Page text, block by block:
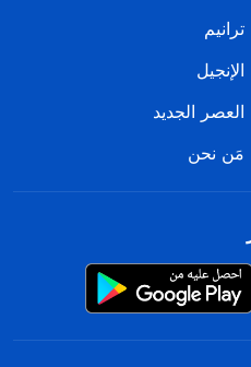
ترانيم
الإنجيل
العصر الجديد
مَن نحن